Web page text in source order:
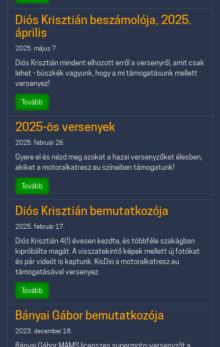
Diós Krisztián beszámolója, 2025.
április
2025. május 7.
Diós Krisztián mindent elhozott erről a versenyről, amit csak
lehet - büszkék vagyunk, hogy a mi támogatásunk mellett
versenyez!
Tovább
2025-ös versenyek
2025. február 26.
Gyere el és nézd meg azokat a hazai versenyzőket élesben,
akiket a motoralkatresz.eu színeiben támogatunk!
Tovább
Diós Krisztián bemutatkozója
2025. február 17.
Diós Krisztián 4(!) évesen kezdte, és többféle szakágban
kipróbálta magát. A visszatekintő képek mellett új fotókat
és pár videót is kaptunk. KisDio a motoralkatresz.eu
támogatásával versenyez.
Tovább
Bányai Gábor bemutatkozója
2023. december 18.